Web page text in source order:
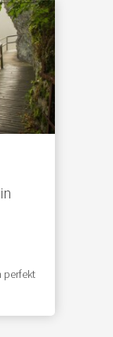
perfekt